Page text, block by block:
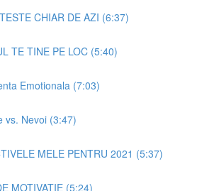
CHIAR DE AZI (6:37)
TE TINE PE LOC (5:40)
Emotionala (7:03)
vs. Nevoi (3:47)
MELE PENTRU 2021 (5:37)
MOTIVATIE (5:24)